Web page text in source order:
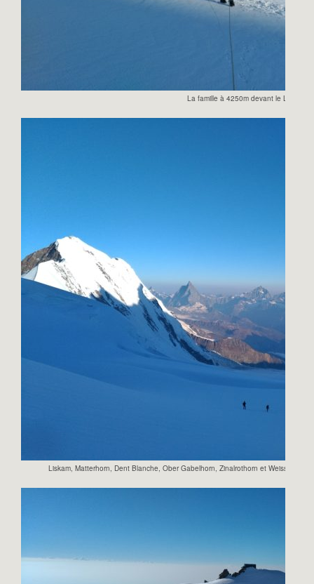
La famille à 4250m devant le Liskam.
Liskam, Matterhorn, Dent Blanche, Ober Gabelhorn, Zinalrothorn et Weisshorn et